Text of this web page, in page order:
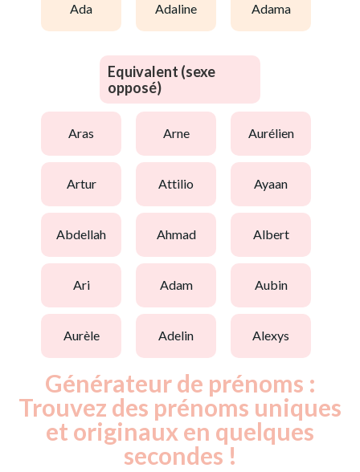
ada adaline adama
Equivalent (sexe
opposé)
aras arne aurélien
artur attilio ayaan
abdellah ahmad albert
ari adam aubin
aurèle adelin alexys
Générateur de prénoms :
Trouvez des prénoms uniques
et originaux en quelques
secondes !